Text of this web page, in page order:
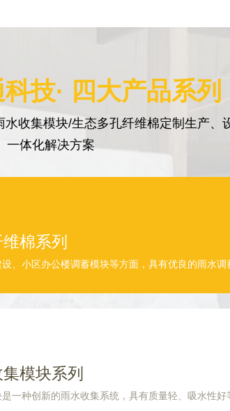
技· 四大产品系列
收集模块/生态多孔纤维棉定制生产、
一体化解决方案
棉系列
、小区办公楼调蓄模块等方面，具有优良的雨水调
模块系列
一种创新的雨水收集系统，具有质量轻、吸水性好